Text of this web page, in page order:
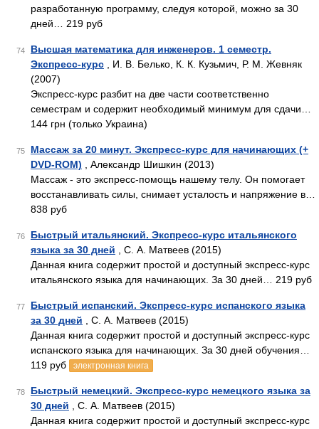
разработанную программу, следуя которой, можно за 30
дней… 219 руб
74
Высшая математика для инженеров. 1 семестр.
Экспресс-курс , И. В. Белько, К. К. Кузьмич, Р. М. Жевняк
(2007)
Экспресс-курс разбит на две части соответственно
семестрам и содержит необходимый минимум для сдачи…
144 грн (только Украина)
75
Массаж за 20 минут. Экспресс-курс для начинающих (+
DVD-ROM) , Александр Шишкин (2013)
Массаж - это экспресс-помощь нашему телу. Он помогает
восстанавливать силы, снимает усталость и напряжение в…
838 руб
76
Быстрый итальянский. Экспресс-курс итальянского
языка за 30 дней , С. А. Матвеев (2015)
Данная книга содержит простой и доступный экспресс-курс
итальянского языка для начинающих. За 30 дней… 219 руб
77
Быстрый испанский. Экспресс-курс испанского языка
за 30 дней , С. А. Матвеев (2015)
Данная книга содержит простой и доступный экспресс-курс
испанского языка для начинающих. За 30 дней обучения…
119 руб
электронная книга
78
Быстрый немецкий. Экспресс-курс немецкого языка за
30 дней , С. А. Матвеев (2015)
Данная книга содержит простой и доступный экспресс-курс